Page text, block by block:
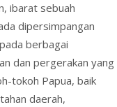
ibarat sebuah
dipersimpangan
berbagai
dan pergerakan yang
tokoh Papua, baik
daerah,